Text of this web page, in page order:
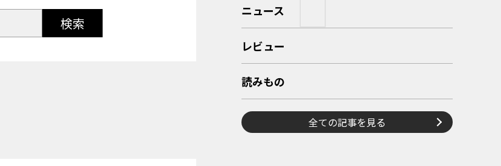
検索
ニュース
レビュー
読みもの
全ての記事を見る